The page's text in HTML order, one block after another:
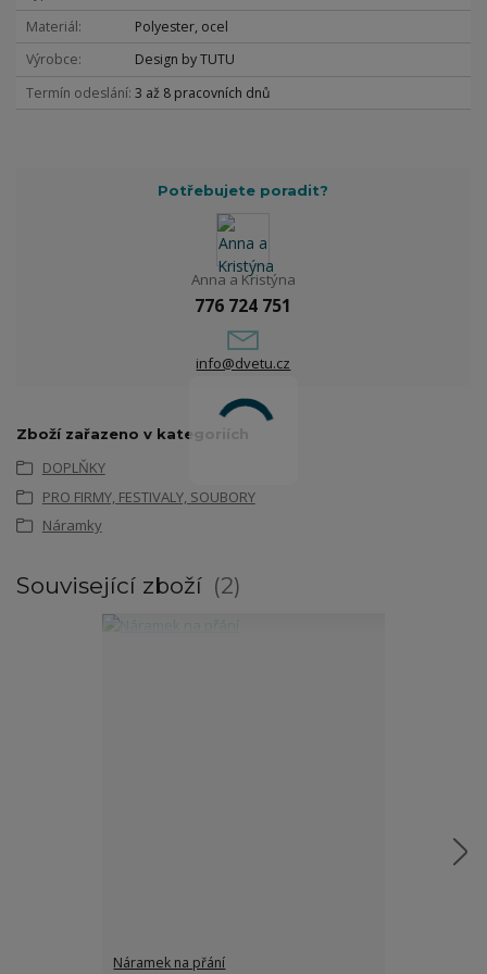
Materiál
Polyester, ocel
Výrobce
Design by TUTU
Termín odeslání 3 až 8 pracovních dnů
Potřebujete poradit?
Anna a Kristýna
776 724 751
info@dvetu.cz
Zboží zařazeno v kategoriích
DOPLŇKY
PRO FIRMY, FESTIVALY, SOUBORY
Náramky
Související zboží 2
Náramek na přání